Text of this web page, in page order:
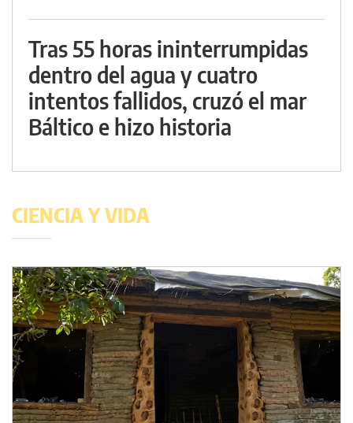
Tras 55 horas ininterrumpidas
dentro del agua y cuatro
intentos fallidos, cruzó el mar
Báltico e hizo historia
CIENCIA Y VIDA